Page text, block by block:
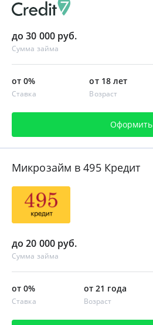
до 30 000 руб.
Сумма займа
от 0%
Ставка
от 18 лет
Возраст
Оформить
Микрозайм в 495 Кредит
до 20 000 руб.
Сумма займа
от 0%
Ставка
от 21 года
Возраст